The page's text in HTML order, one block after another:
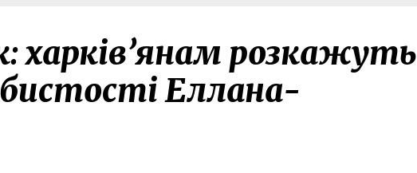
харків’янам розкажуть
Еллана-